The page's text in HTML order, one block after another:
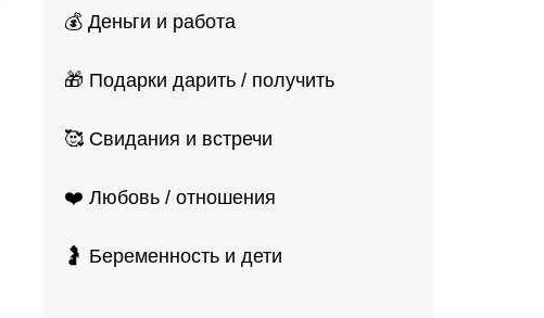
💰 Деньги и работа
🎁 Подарки дарить / получить
🥰 Свидания и встречи
❤️ Любовь / отношения
🤰 Беременность и дети